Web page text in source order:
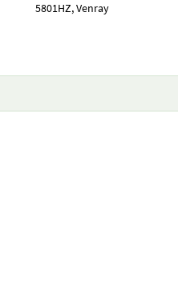
5801HZ, Venray